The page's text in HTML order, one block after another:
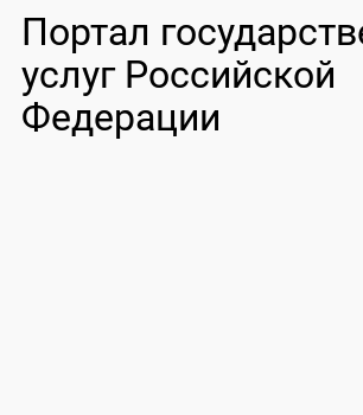
Портал
услуг Российской
Федерации